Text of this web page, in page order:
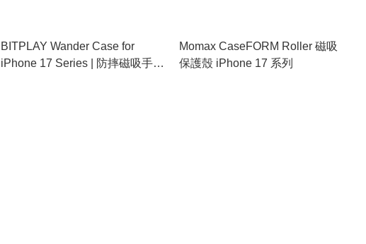
BITPLAY Wander Case for
iPhone 17 Series | 防摔磁吸手機
Momax CaseFORM Roller 磁吸
保護殼 iPhone 17 系列